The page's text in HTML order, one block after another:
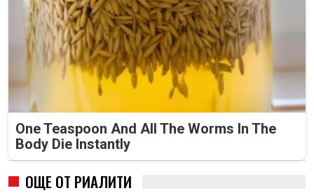
One Teaspoon And All The Worms In The
Body Die Instantly
ОЩЕ ОТ РИАЛИТИ